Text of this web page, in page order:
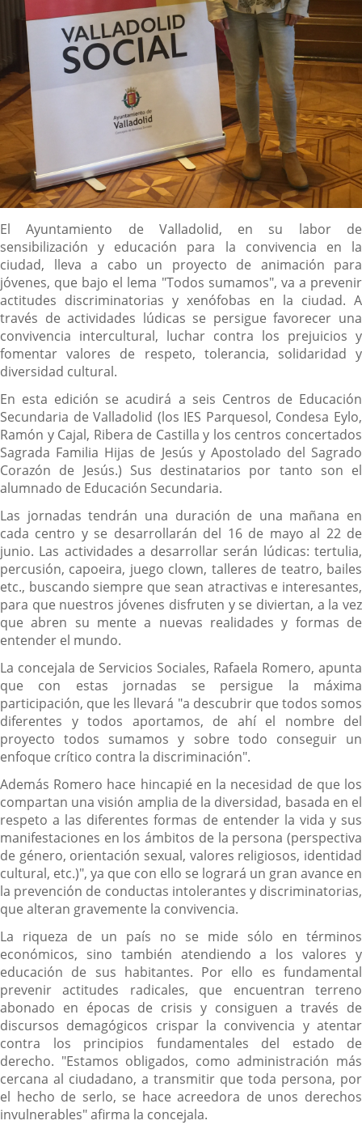
Descripción
El Ayuntamiento de Valladolid, en su labor de
sensibilización y educación para la convivencia en la
ciudad, lleva a cabo un proyecto de animación para
jóvenes, que bajo el lema "Todos sumamos", va a prevenir
actitudes discriminatorias y xenófobas en la ciudad. A
través de actividades lúdicas se persigue favorecer una
convivencia intercultural, luchar contra los prejuicios y
fomentar valores de respeto, tolerancia, solidaridad y
diversidad cultural.
En esta edición se acudirá a seis Centros de Educación
Secundaria de Valladolid (los IES Parquesol, Condesa Eylo,
Ramón y Cajal, Ribera de Castilla y los centros concertados
Sagrada Familia Hijas de Jesús y Apostolado del Sagrado
Corazón de Jesús.) Sus destinatarios por tanto son el
alumnado de Educación Secundaria.
Las jornadas tendrán una duración de una mañana en
cada centro y se desarrollarán del 16 de mayo al 22 de
junio. Las actividades a desarrollar serán lúdicas: tertulia,
percusión, capoeira, juego clown, talleres de teatro, bailes
etc., buscando siempre que sean atractivas e interesantes,
para que nuestros jóvenes disfruten y se diviertan, a la vez
que abren su mente a nuevas realidades y formas de
entender el mundo.
La concejala de Servicios Sociales, Rafaela Romero, apunta
que con estas jornadas se persigue la máxima
participación, que les llevará "a descubrir que todos somos
diferentes y todos aportamos, de ahí el nombre del
proyecto todos sumamos y sobre todo conseguir un
enfoque crítico contra la discriminación".
Además Romero hace hincapié en la necesidad de que los
compartan una visión amplia de la diversidad, basada en el
respeto a las diferentes formas de entender la vida y sus
manifestaciones en los ámbitos de la persona (perspectiva
de género, orientación sexual, valores religiosos, identidad
cultural, etc.)", ya que con ello se logrará un gran avance en
la prevención de conductas intolerantes y discriminatorias,
que alteran gravemente la convivencia.
La riqueza de un país no se mide sólo en términos
económicos, sino también atendiendo a los valores y
educación de sus habitantes. Por ello es fundamental
prevenir actitudes radicales, que encuentran terreno
abonado en épocas de crisis y consiguen a través de
discursos demagógicos crispar la convivencia y atentar
contra los principios fundamentales del estado de
derecho. "Estamos obligados, como administración más
cercana al ciudadano, a transmitir que toda persona, por
el hecho de serlo, se hace acreedora de unos derechos
invulnerables" afirma la concejala.